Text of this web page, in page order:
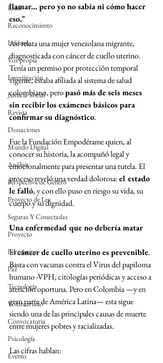
Líder
Reconocimiento
Informe
Voz propia
Investigación
Justicia Social
Revista
Donaciones
Mundo Digital
Análisis
Perspectiva de Género
Proyecto de Ley
Seguras Y Conectadas
Proyecto
Formacion
Paz
Tecnología
Voluntariado
Convocatoria
Psicología
Evento
llamar... pero yo no sabía ni cómo hacer
eso."
Así relata una mujer venezolana migrante,
diagnosticada con cáncer de cuello uterino.
Tenía un permiso por protección temporal
vigente, estaba afiliada al sistema de salud
colombiano, pero pasó más de seis meses
sin recibir los exámenes básicos para
confirmar su diagnóstico.
Fue la Fundación Empodérame quien, al
conocer su historia, la acompañó legal y
emocionalmente para presentar una tutela. El
proceso reveló una verdad dolorosa: el estado
le falló, y con ello puso en riesgo su vida, su
cuerpo y su dignidad.
Una enfermedad que no debería matar
El cáncer de cuello uterino es prevenible.
Basta con vacunas contra el Virus del papiloma
humano -VPH, citologías periódicas y acceso a
atención oportuna. Pero en Colombia —y en
gran parte de América Latina— esta sigue
siendo una de las principales causas de muerte
entre mujeres pobres y racializadas.
Las cifras hablan: